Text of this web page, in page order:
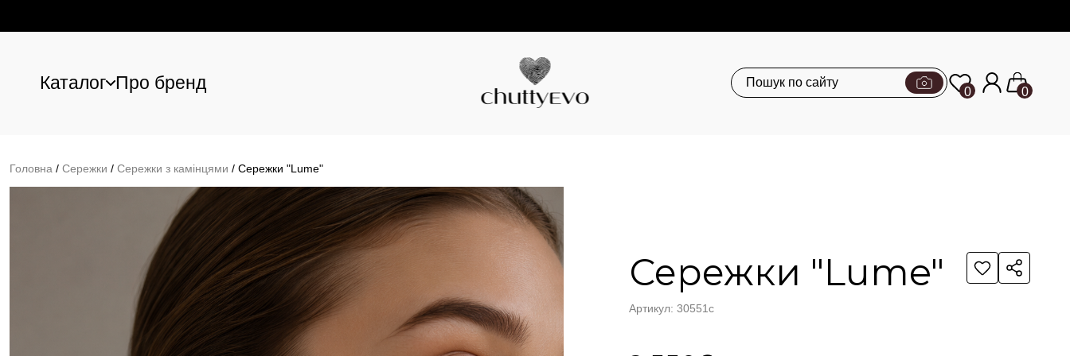
Каталог Про бренд 0 0
Головна / Сережки / Сережки з камінцями / Сережки "Lume"
Сережки "Lume"
Артикул: 30551с